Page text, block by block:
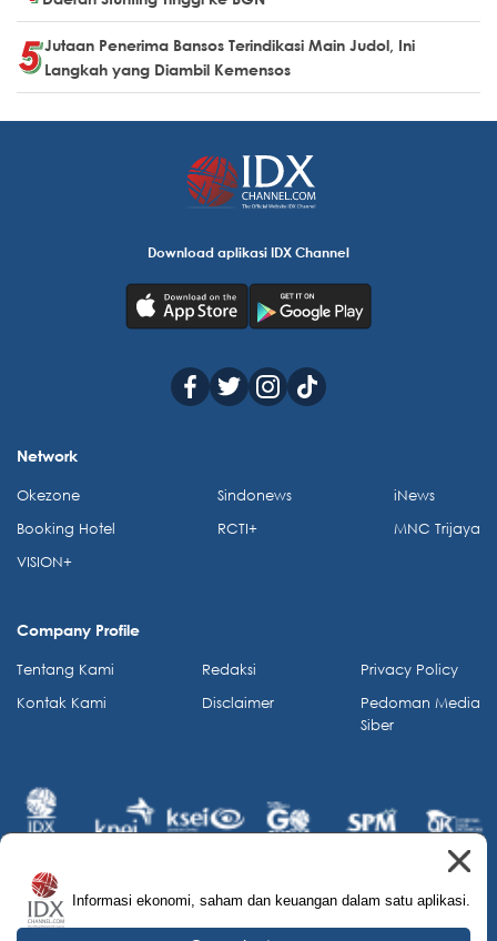
Jutaan Penerima Bansos Terindikasi Main Judol, Ini
Langkah yang Diambil Kemensos
Informasi ekonomi, saham dan keuangan dalam satu aplikasi.
Download aplikasi IDX Channel
Network
Okezone
Booking Hotel
VISION+
Sindonews
RCTI+
iNews
MNC Trijaya
Company Profile
Tentang Kami
Kontak Kami
Redaksi
Disclaimer
Privacy Policy
Pedoman Media
Siber
© 2026 IDX Channel. All Rights Reserved.